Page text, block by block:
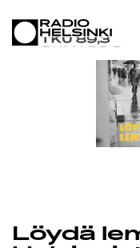
ON-
Löydä